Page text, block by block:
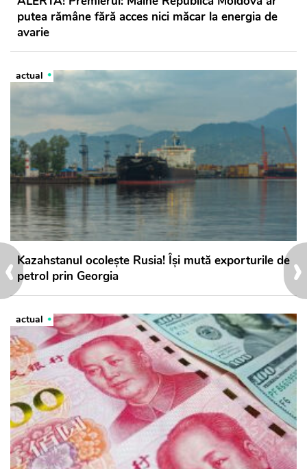
›
‹
putea rămâne fără acces nici măcar la energia de
avarie
actual
Kazahstanul ocolește Rusia! Își mută exporturile de
petrol prin Georgia
actual